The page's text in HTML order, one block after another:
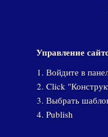
Управление
Войдите в
Click
Выбрать
Publish